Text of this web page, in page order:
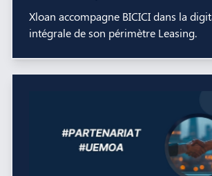
Xloan accompagne BICICI dans la
intégrale de son périmètre Leasing.